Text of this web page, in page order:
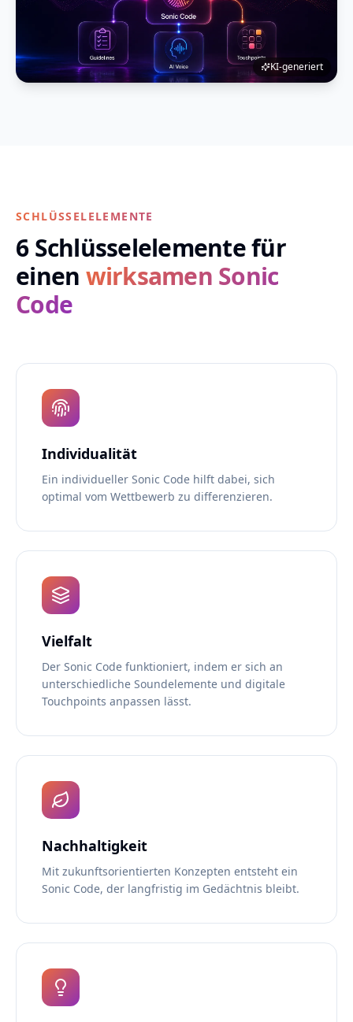
KI-generiert
SCHLÜSSELELEMENTE
6 Schlüsselelemente für
einen wirksamen Sonic
Code
Individualität
Ein individueller Sonic Code hilft dabei, sich
optimal vom Wettbewerb zu differenzieren.
Vielfalt
Der Sonic Code funktioniert, indem er sich an
unterschiedliche Soundelemente und digitale
Touchpoints anpassen lässt.
Nachhaltigkeit
Mit zukunftsorientierten Konzepten entsteht ein
Sonic Code, der langfristig im Gedächtnis bleibt.